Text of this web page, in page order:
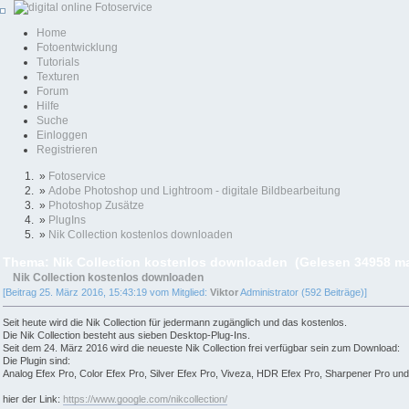
Home
Fotoentwicklung
Tutorials
Texturen
Forum
Hilfe
Suche
Einloggen
Registrieren
» Fotoservice
» Adobe Photoshop und Lightroom - digitale Bildbearbeitung
» Photoshop Zusätze
» PlugIns
» Nik Collection kostenlos downloaden
Nik Collection kostenlos downloaden
[Beitrag 25. März 2016, 15:43:19 vom Mitglied: ViktorAdministrator (592 Beiträge)]
Seit heute wird die Nik Collection für jedermann zugänglich und das kostenlos.
Die Nik Collection besteht aus sieben Desktop-Plug-Ins.
Seit dem 24. März 2016 wird die neueste Nik Collection frei verfügbar sein zum Download:
Die Plugin sind:
Analog Efex Pro, Color Efex Pro, Silver Efex Pro, Viveza, HDR Efex Pro, Sharpener Pro und
hier der Link: https://www.google.com/nikcollection/